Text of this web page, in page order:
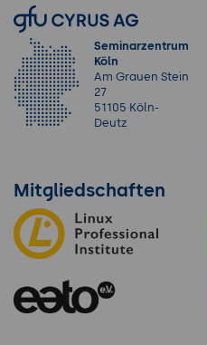
Seminarzentrum
Köln
Am Grauen Stein
27
51105 Köln-
Deutz
Mitgliedschaften